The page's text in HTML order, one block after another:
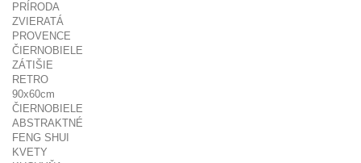
PRÍRODA
ZVIERATÁ
PROVENCE
ČIERNOBIELE
ZÁTIŠIE
RETRO
90x60cm
ČIERNOBIELE
ABSTRAKTNÉ
FENG SHUI
KVETY